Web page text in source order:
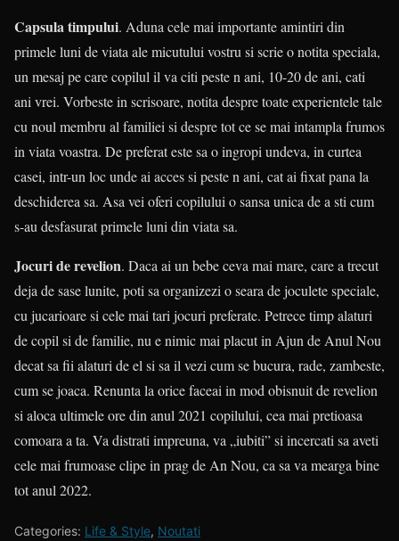
Capsula timpului. Aduna cele mai importante amintiri din
primele luni de viata ale micutului vostru si scrie o notita speciala,
un mesaj pe care copilul il va citi peste n ani, 10-20 de ani, cati
ani vrei. Vorbeste in scrisoare, notita despre toate experientele tale
cu noul membru al familiei si despre tot ce se mai intampla frumos
in viata voastra. De preferat este sa o ingropi undeva, in curtea
casei, intr-un loc unde ai acces si peste n ani, cat ai fixat pana la
deschiderea sa. Asa vei oferi copilului o sansa unica de a sti cum
s-au desfasurat primele luni din viata sa.
Jocuri de revelion. Daca ai un bebe ceva mai mare, care a trecut
deja de sase lunite, poti sa organizezi o seara de joculete speciale,
cu jucarioare si cele mai tari jocuri preferate. Petrece timp alaturi
de copil si de familie, nu e nimic mai placut in Ajun de Anul Nou
decat sa fii alaturi de el si sa il vezi cum se bucura, rade, zambeste,
cum se joaca. Renunta la orice faceai in mod obisnuit de revelion
si aloca ultimele ore din anul 2021 copilului, cea mai pretioasa
comoara a ta. Va distrati impreuna, va „iubiti” si incercati sa aveti
cele mai frumoase clipe in prag de An Nou, ca sa va mearga bine
tot anul 2022.
Categories: Life & Style, Noutati